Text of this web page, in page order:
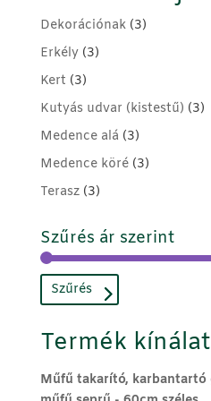
Dekorációnak (3)
Erkély (3)
Kert (3)
Kutyás udvar (kistestű) (3)
Medence alá (3)
Medence köré (3)
Terasz (3)
Szűrés ár szerint
Szűrés
Termék
Műfű takarító, karbantartó